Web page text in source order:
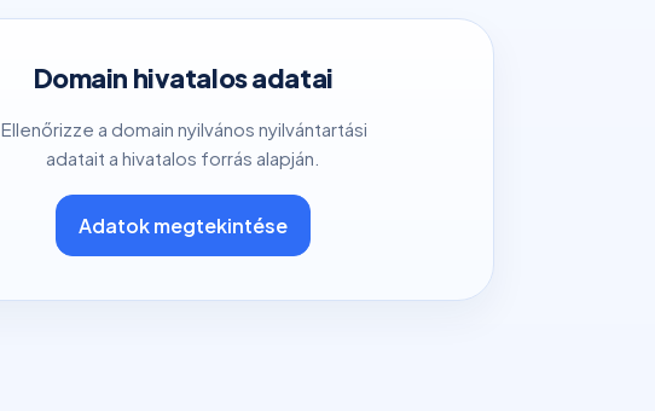
Domain hivatalos adatai
Ellenőrizze a domain nyilvános nyilvántartási
adatait a hivatalos forrás alapján.
Adatok megtekintése